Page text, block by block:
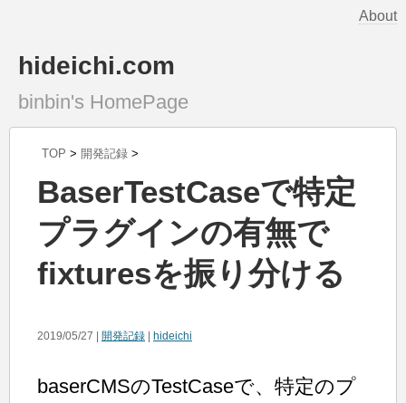
About
hideichi.com
binbin's HomePage
TOP > 開発記録 >
BaserTestCaseで特定
プラグインの有無で
fixturesを振り分ける
2019/05/27 | 開発記録 hideichi
baserCMSのTestCaseで、特定のプ